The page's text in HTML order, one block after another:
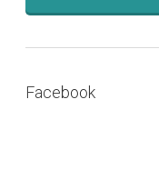
Facebook